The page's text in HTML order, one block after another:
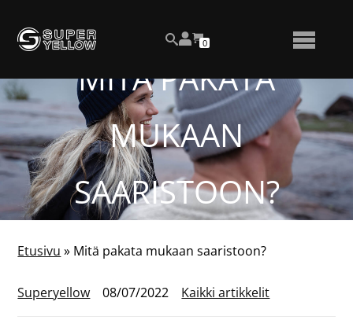
sisältöön
Katso
asiakastiliäsi
OSTOSKORISSA
OLEVIEN
0
NÄYTÄ
PIILOTA
VALIKKO
MITÄ PAKATA
MUKAAN
SAARISTOON?
Etusivu » Mitä pakata mukaan saaristoon?
Superyellow 08/07/2022 Kaikki artikkelit